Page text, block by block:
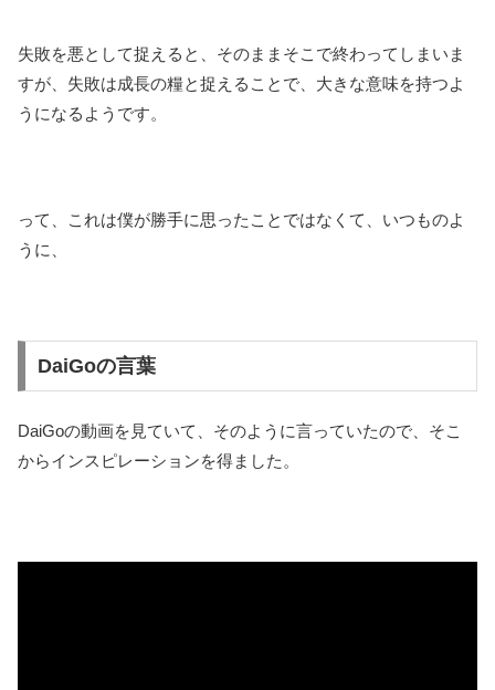
失敗を悪として捉えると、そのままそこで終わってしまいま
すが、失敗は成長の糧と捉えることで、大きな意味を持つよ
うになるようです。
って、これは僕が勝手に思ったことではなくて、いつものよ
うに、
DaiGoの言葉
DaiGoの動画を見ていて、そのように言っていたので、そこ
からインスピレーションを得ました。